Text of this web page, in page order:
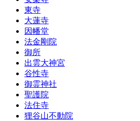
東寺
大蓮寺
因幡堂
法金剛院
御所
出雲大神宮
谷性寺
御霊神社
聖護院
法住寺
狸谷山不動院